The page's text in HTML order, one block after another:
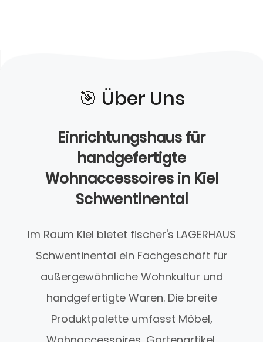
🎯️ Über Uns
Einrichtungshaus für
handgefertigte
Wohnaccessoires in Kiel
Schwentinental
Im Raum Kiel bietet fischer's LAGERHAUS
Schwentinental ein Fachgeschäft für
außergewöhnliche Wohnkultur und
handgefertigte Waren. Die breite
Produktpalette umfasst Möbel,